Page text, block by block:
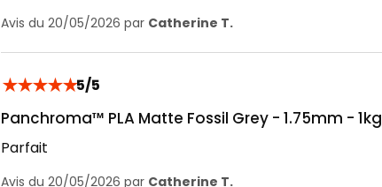
Avis du 20/05/2026 par Catherine T.
★★★★★5/5
Panchroma™ PLA Matte Fossil Grey - 1.75mm - 1kg
Parfait
Avis du 20/05/2026 par Catherine T.